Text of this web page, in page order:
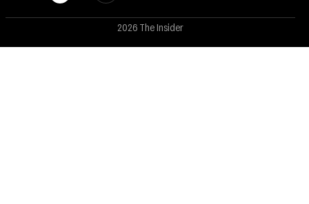
2026 The Insider